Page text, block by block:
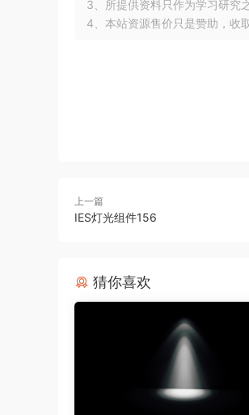
3、所提供资料只作为学习研究
4、本站资源售价只是赞助，收
上一篇
IES灯光组件156
猜你喜欢